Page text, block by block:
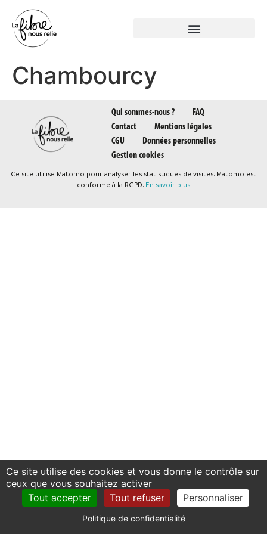
Chambourcy
Qui sommes-nous ?
FAQ
Contact
Mentions légales
CGU
Données personnelles
Gestion cookies
Ce site utilise Matomo pour analyser les statistiques de visites. Matomo est
conforme à la RGPD. En savoir plus
Panneau de gestion des cookies
Ce site utilise des cookies et vous donne le contrôle sur
ceux que vous souhaitez activer
Tout accepter
Tout refuser Personnaliser
Politique de confidentialité